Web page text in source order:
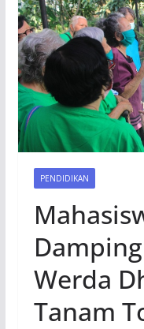
PENDIDIKAN
Werda
Tanam